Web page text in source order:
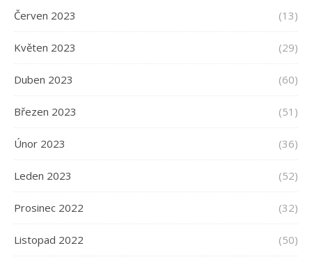
Červen 2023 (13)
Květen 2023 (29)
Duben 2023 (60)
Březen 2023 (51)
Únor 2023 (36)
Leden 2023 (52)
Prosinec 2022 (32)
Listopad 2022 (50)